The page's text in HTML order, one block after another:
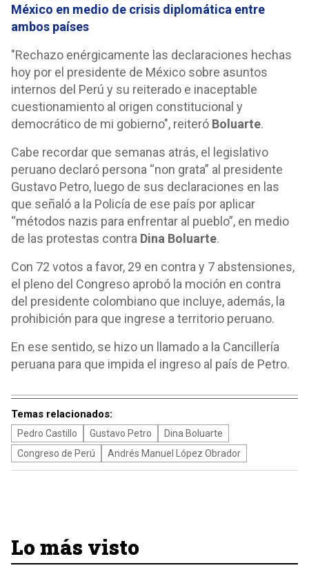
México en medio de crisis diplomática entre
ambos países
"Rechazo enérgicamente las declaraciones hechas
hoy por el presidente de México sobre asuntos
internos del Perú y su reiterado e inaceptable
cuestionamiento al origen constitucional y
democrático de mi gobierno", reiteró Boluarte.
Cabe recordar que semanas atrás, el legislativo
peruano declaró persona “non grata” al presidente
Gustavo Petro, luego de sus declaraciones en las
que señaló a la Policía de ese país por aplicar
“métodos nazis para enfrentar al pueblo”, en medio
de las protestas contra Dina Boluarte.
Con 72 votos a favor, 29 en contra y 7 abstensiones,
el pleno del Congreso aprobó la moción en contra
del presidente colombiano que incluye, además, la
prohibición para que ingrese a territorio peruano.
En ese sentido, se hizo un llamado a la Cancillería
peruana para que impida el ingreso al país de Petro.
Temas relacionados:
Pedro Castillo Gustavo Petro
Dina Boluarte
Congreso de Perú
Andrés Manuel López Obrador
Lo más visto